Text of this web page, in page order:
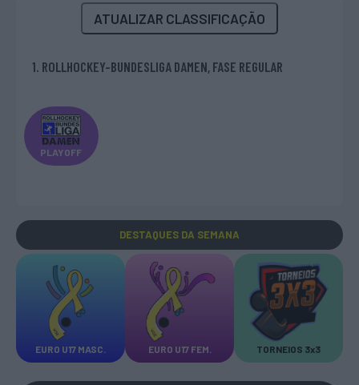
ATUALIZAR CLASSIFICAÇÃO
1. ROLLHOCKEY-BUNDESLIGA DAMEN, FASE REGULAR
PLAYOFF
DESTAQUES DA SEMANA
EURO U17 MASC. EURO U17 FEM. TORNEIOS 3x3